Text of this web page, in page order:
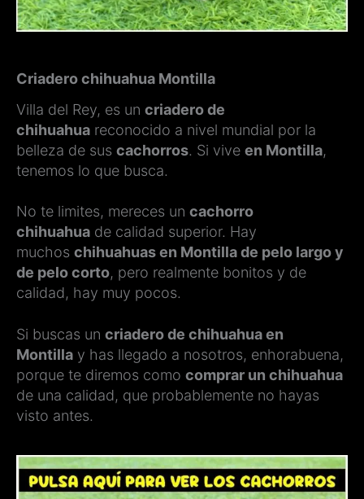
Criadero chihuahua Montilla
Villa del Rey, es un criadero de
chihuahua reconocido a nivel mundial por la
belleza de sus cachorros. Si vive en Montilla,
tenemos lo que busca.
No te limites, mereces un cachorro
chihuahua de calidad superior. Hay
muchos chihuahuas en Montilla de pelo largo y
de pelo corto, pero realmente bonitos y de
calidad, hay muy pocos.
Si buscas un criadero de chihuahua en
Montilla y has llegado a nosotros, enhorabuena,
porque te diremos como comprar un chihuahua
de una calidad, que probablemente no hayas
visto antes.